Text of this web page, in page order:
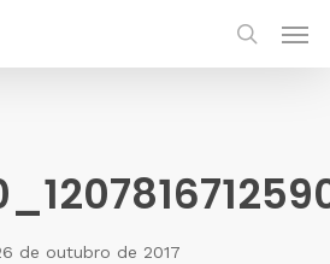
de outubro de 2017